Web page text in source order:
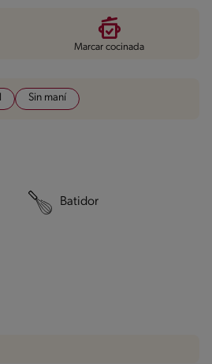
Marcar cocinada
Sin maní
Batidor